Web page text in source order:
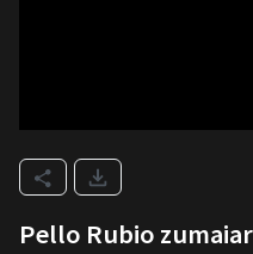
Pello Rubio